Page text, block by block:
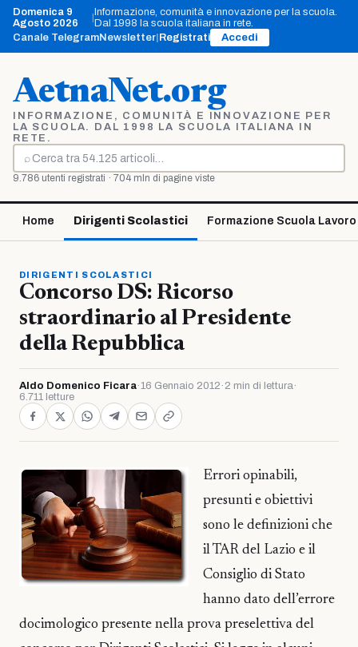
Vai
contenuto
Domenica 9
Agosto 2026
|Informazione, comunità e innovazione per la scuola.
Dal 1998 la scuola italiana in rete.
Canale TelegramNewsletter Registrati Accedi
AetnaNet.org
INFORMAZIONE, COMUNITÀ E INNOVAZIONE PER
LA SCUOLA. DAL 1998 LA SCUOLA ITALIANA IN
RETE.
⌕
Cerca
9.786 utenti registrati · 704 mln di pagine viste
Home Dirigenti Scolastici Formazione Scuola Lavoro
DIRIGENTI SCOLASTICI
Concorso DS: Ricorso
straordinario al Presidente
della Repubblica
Aldo Domenico Ficara·16 Gennaio 2012 · 2 min di lettura·
6.711 letture
Errori opinabili,
presunti e obiettivi
sono le definizioni che
il TAR del Lazio e il
Consiglio di Stato
hanno dato dell’errore
docimologico presente nella prova preselettiva del